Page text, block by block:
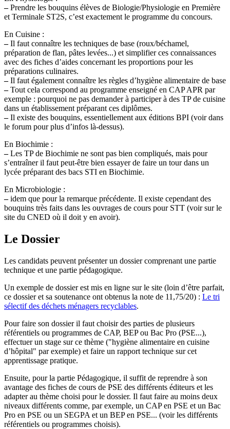
–Prendre les bouquins élèves de Biologie/Physiologie en Première
et Terminale ST2S, c’est exactement le programme du concours.
En Cuisine :
–Il faut connaître les techniques de base (roux/béchamel,
préparation de flan, pâtes levées...) et simplifier ces connaissances
avec des fiches d’aides concernant les proportions pour les
préparations culinaires.
–Il faut également connaître les règles d’hygiène alimentaire de base
–Tout cela correspond au programme enseigné en CAP APR par
exemple : pourquoi ne pas demander à participer à des TP de cuisine
dans un établissement préparant ces diplômes.
–Il existe des bouquins, essentiellement aux éditions BPI (voir dans
le forum pour plus d’infos là-dessus).
En Biochimie :
–Les TP de Biochimie ne sont pas bien compliqués, mais pour
s’entraîner il faut peut-être bien essayer de faire un tour dans un
lycée préparant des bacs STI en Biochimie.
En Microbiologie :
–idem que pour la remarque précédente. Il existe cependant des
bouquins très faits dans les ouvrages de cours pour STT (voir sur le
site du CNED où il doit y en avoir).
Le Dossier
Les candidats peuvent présenter un dossier comprenant une partie
technique et une partie pédagogique.
Un exemple de dossier est mis en ligne sur le site (loin d’être parfait,
ce dossier et sa soutenance ont obtenus la note de 11,75/20) : Le tri
sélectif des déchets ménagers recyclables.
Pour faire son dossier il faut choisir des parties de plusieurs
référentiels ou programmes de CAP, BEP ou Bac Pro (PSE...),
effectuer un stage sur ce thème ("hygiène alimentaire en cuisine
d’hôpital" par exemple) et faire un rapport technique sur cet
apprentissage pratique.
Ensuite, pour la partie Pédagogique, il suffit de reprendre à son
avantage des fiches de cours de PSE des différents éditeurs et les
adapter au thème choisi pour le dossier. Il faut faire au moins deux
niveaux différents comme, par exemple, un CAP en PSE et un Bac
Pro en PSE ou un SEGPA et un BEP en PSE... (voir les différents
référentiels ou programmes choisis).